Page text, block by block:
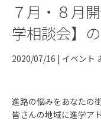
７月・８月
学相談会】
2020/07/16 | イベント
進路の悩みをあなたの
皆さんの地域に進学ア